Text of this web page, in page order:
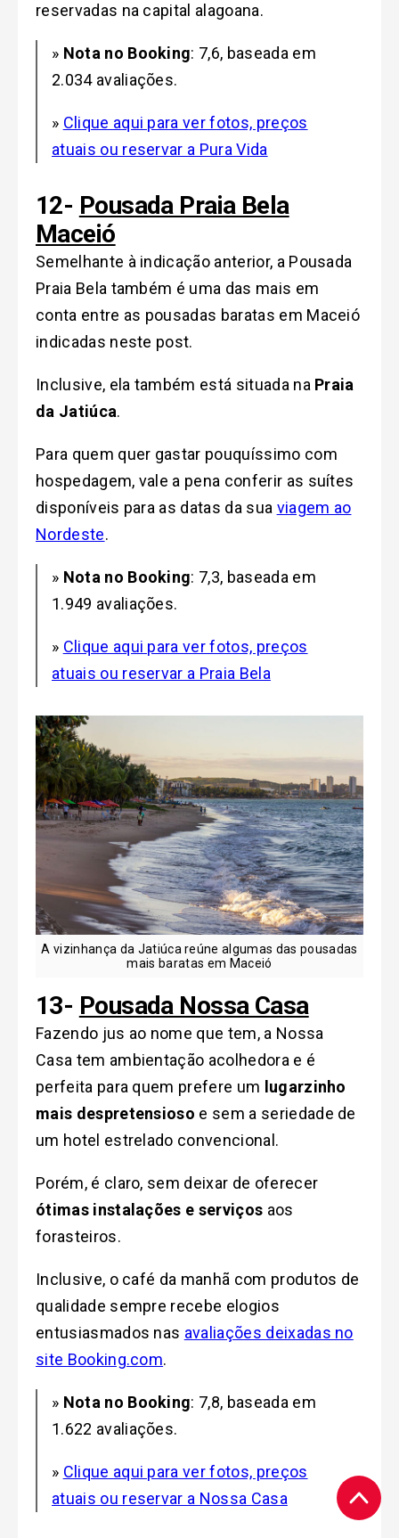
reservadas na capital alagoana.
» Nota no Booking: 7,6, baseada em
2.034 avaliações.
» Clique aqui para ver fotos, preços
atuais ou reservar a Pura Vida
12- Pousada Praia Bela
Maceió
Semelhante à indicação anterior, a Pousada
Praia Bela também é uma das mais em
conta entre as pousadas baratas em Maceió
indicadas neste post.
Inclusive, ela também está situada na Praia
da Jatiúca.
Para quem quer gastar pouquíssimo com
hospedagem, vale a pena conferir as suítes
disponíveis para as datas da sua viagem ao
Nordeste.
» Nota no Booking: 7,3, baseada em
1.949 avaliações.
» Clique aqui para ver fotos, preços
atuais ou reservar a Praia Bela
A vizinhança da Jatiúca reúne algumas das pousadas
mais baratas em Maceió
13- Pousada Nossa Casa
Fazendo jus ao nome que tem, a Nossa
Casa tem ambientação acolhedora e é
perfeita para quem prefere um lugarzinho
mais despretensioso e sem a seriedade de
um hotel estrelado convencional.
Porém, é claro, sem deixar de oferecer
ótimas instalações e serviços aos
forasteiros.
Inclusive, o café da manhã com produtos de
qualidade sempre recebe elogios
entusiasmados nas avaliações deixadas no
site Booking.com.
» Nota no Booking: 7,8, baseada em
1.622 avaliações.
» Clique aqui para ver fotos, preços
atuais ou reservar a Nossa Casa